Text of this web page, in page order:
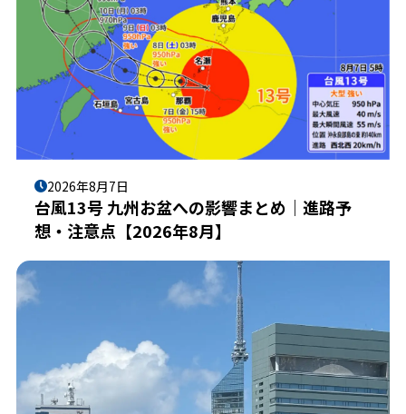
2026年8月7日
台風13号 九州お盆への影響まとめ｜進路予
想・注意点【2026年8月】